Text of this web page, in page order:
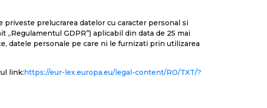
prelucrarea datelor cu caracter personal si
GDPR”) aplicabil din data de 25 mai
datele personale pe care ni le furnizati prin utilizarea
link:https://eur-lex.europa.eu/legal-content/RO/TXT/?